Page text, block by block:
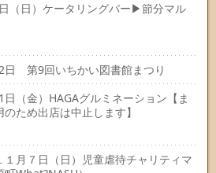
（日）ケータリングバー▶節分マル
日 第9回いちかい図書館まつり
（金）HAGAグルミネーション【ま
ため出店は中止します】
１月７日（日）児童虐待チャリティマ